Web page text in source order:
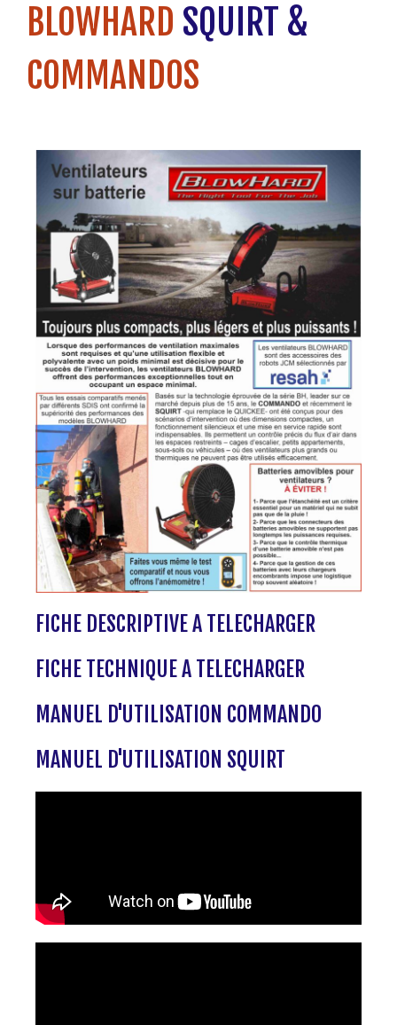
BLOWHARD SQUIRT &
COMMANDOS
FICHE DESCRIPTIVE A TELECHARGER
FICHE TECHNIQUE A TELECHARGER
MANUEL D'UTILISATION COMMANDO
MANUEL D'UTILISATION SQUIRT